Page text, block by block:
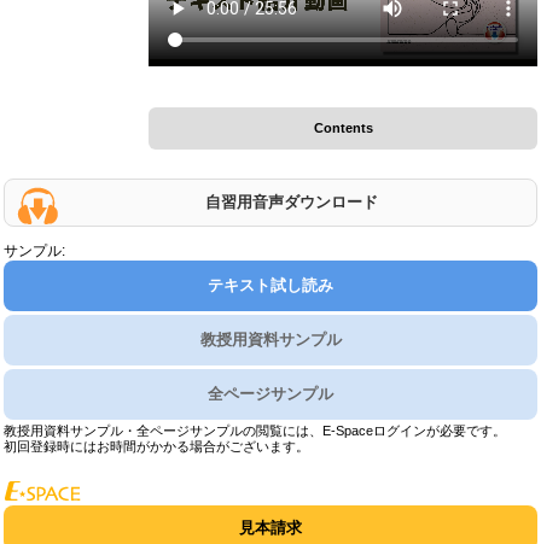
Contents
自習用音声ダウンロード
サンプル:
テキスト試し読み
教授用資料サンプル
全ページサンプル
教授用資料サンプル・全ページサンプルの閲覧には、E-Spaceログインが必要です。
初回登録時にはお時間がかかる場合がございます。
見本請求